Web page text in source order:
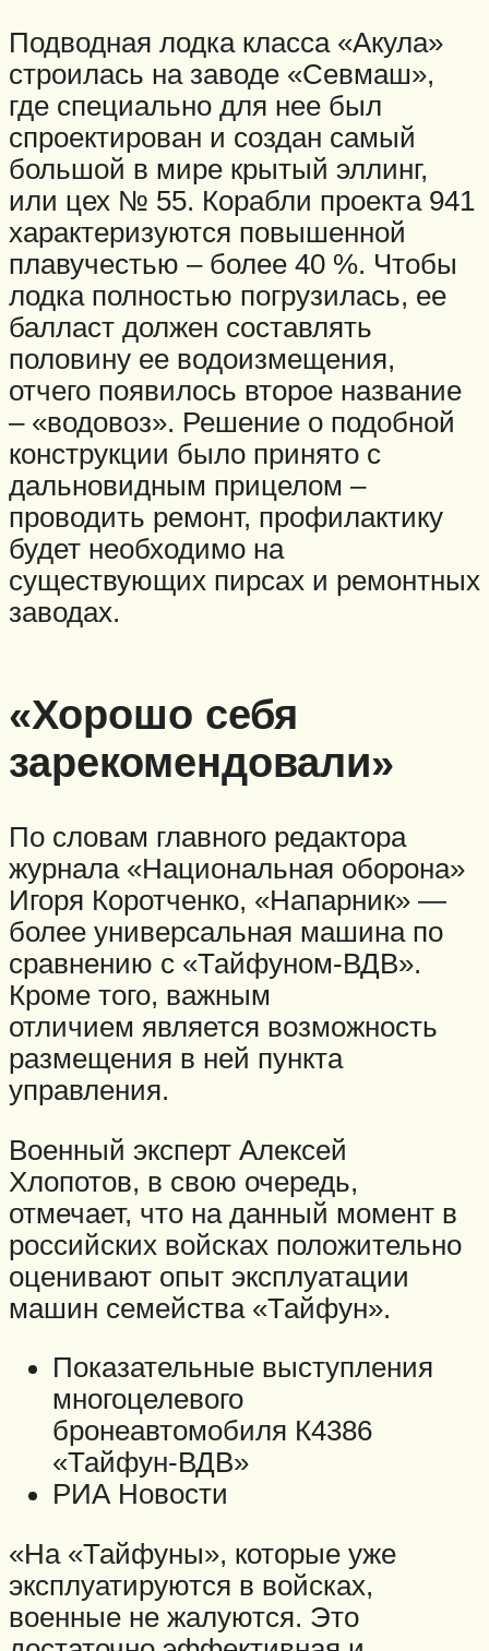
Подводная лодка класса «Акула»
строилась на заводе «Севмаш»,
где специально для нее был
спроектирован и создан самый
большой в мире крытый эллинг,
или цех № 55. Корабли проекта 941
характеризуются повышенной
плавучестью – более 40 %. Чтобы
лодка полностью погрузилась, ее
балласт должен составлять
половину ее водоизмещения,
отчего появилось второе название
– «водовоз». Решение о подобной
конструкции было принято с
дальновидным прицелом –
проводить ремонт, профилактику
будет необходимо на
существующих пирсах и ремонтных
заводах.
«Хорошо себя
зарекомендовали»
По словам главного редактора
журнала «Национальная оборона»
Игоря Коротченко, «Напарник» —
более универсальная машина по
сравнению с «Тайфуном-ВДВ».
Кроме того, важным
отличием является возможность
размещения в ней пункта
управления.
Военный эксперт Алексей
Хлопотов, в свою очередь,
отмечает, что на данный момент в
российских войсках положительно
оценивают опыт эксплуатации
машин семейства «Тайфун».
Показательные выступления
многоцелевого
бронеавтомобиля К4386
«Тайфун-ВДВ»
РИА Новости
«На «Тайфуны», которые уже
эксплуатируются в войсках,
военные не жалуются. Это